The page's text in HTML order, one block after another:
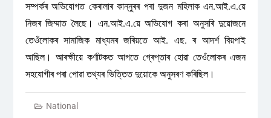
সম্পৰ্কৰ অভিযোগত কেৰালাৰ কান্নুৰৰ পৰা দুজন মহিলাক এন.আই.এ.য়ে
নিজৰ জিম্মাত লৈছে। এন.আই.এ.য়ে অভিযোগ কৰা অনুসৰি দুয়োজনে
তেওঁলোকৰ সামাজিক মাধ্যমৰ জৰিয়তে আই. এছ. ৰ আদৰ্শ বিয়পাই
আছিল। আৰক্ষীয়ে কৰ্ণাটকত আগতে গ্ৰেপ্তাৰ হোৱা তেওঁলোকৰ এজন
সহযোগীৰ পৰা পোৱা তথ্যৰ ভিত্তিত দুয়োকে অনুসৰণ কৰিছিল।
National